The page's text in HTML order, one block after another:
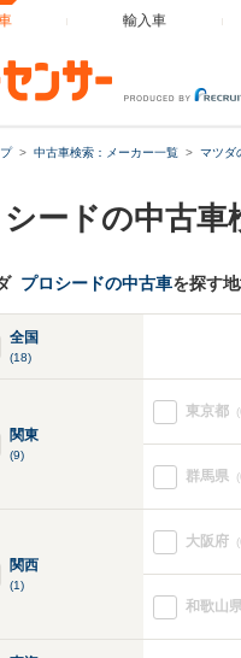
輸入車
中古車検索：メーカー一覧 マツダ
ードの中古車
プロシードの中古車を探す
全国
(18)
関東
(9)
東京都
群馬県
関西
(1)
大阪府
和歌山